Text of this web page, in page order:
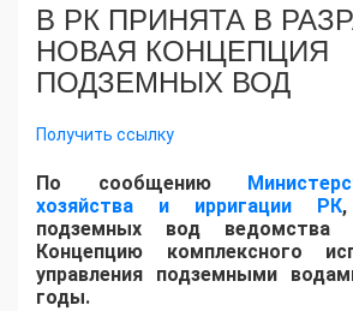
В РК ПРИНЯТА В
НОВАЯ КОНЦЕПЦИЯ
ПОДЗЕМНЫХ ВОД
Получить ссылку
По сообщению
хозяйства и ирригации РК
подземных вод ведомства
Концепцию комплексного
управления подземными
годы.